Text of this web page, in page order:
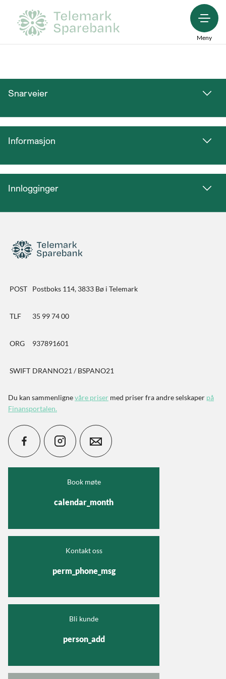
Meny
Snarveier
Informasjon
Innlogginger
POST Postboks 114, 3833 Bø i Telemark
TLF 35 99 74 00
ORG 937891601
SWIFT DRANNO21 / BSPANO21
Du kan sammenlignevåre priser med priser fra andre selskaper på
Finansportalen.
Book møte
calendar_month
Kontakt oss
perm_phone_msg
Bli kunde
person_add